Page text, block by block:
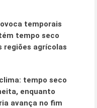
temporais
tempo seco
regiões agrícolas
tempo seco
enquanto
avança no fim